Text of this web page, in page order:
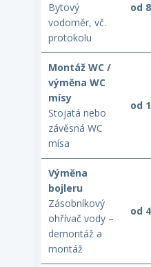
Bytový
vodoměr, vč.
protokolu
od
Montáž WC /
výměna WC
mísy
Stojatá nebo
závěsná WC
mísa
od
Výměna
bojleru
Zásobníkový
ohřívač vody –
demontáž a
montáž
od